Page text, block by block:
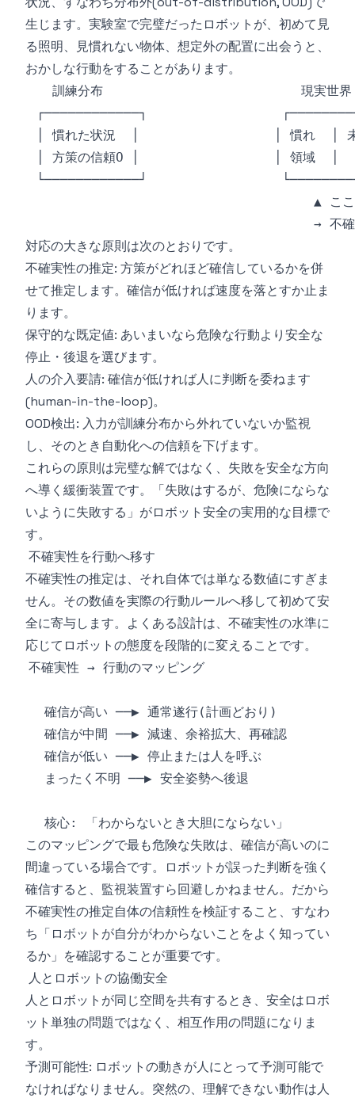
生じます。実験室で完璧だったロボットが、初めて見
る照明、見慣れない物体、想定外の配置に出会うと、
おかしな行動をすることがあります。
対応の大きな原則は次のとおりです。
不確実性の推定: 方策がどれほど確信しているかを併
せて推定します。確信が低ければ速度を落とすか止ま
ります。
保守的な既定値: あいまいなら危険な行動より安全な
停止・後退を選びます。
人の介入要請: 確信が低ければ人に判断を委ねます
(human-in-the-loop)。
OOD検出: 入力が訓練分布から外れていないか監視
し、そのとき自動化への信頼を下げます。
これらの原則は完璧な解ではなく、失敗を安全な方向
へ導く緩衝装置です。「失敗はするが、危険にならな
いように失敗する」がロボット安全の実用的な目標で
す。
不確実性を行動へ移す
不確実性の推定は、それ自体では単なる数値にすぎま
せん。その数値を実際の行動ルールへ移して初めて安
全に寄与します。よくある設計は、不確実性の水準に
応じてロボットの態度を段階的に変えることです。
このマッピングで最も危険な失敗は、確信が高いのに
間違っている場合です。ロボットが誤った判断を強く
確信すると、監視装置すら回避しかねません。だから
不確実性の推定自体の信頼性を検証すること、すなわ
ち「ロボットが自分がわからないことをよく知ってい
るか」を確認することが重要です。
人とロボットの協働安全
人とロボットが同じ空間を共有するとき、安全はロボ
ット単独の問題ではなく、相互作用の問題になりま
す。
予測可能性: ロボットの動きが人にとって予測可能で
なければなりません。突然の、理解できない動作は人